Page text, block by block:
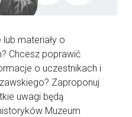
materiały o
Chcesz poprawić
o uczestnikach i
Zaproponuj
uwagi będą
Muzeum